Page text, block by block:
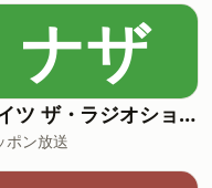
プリもありま
ac574dff0f
ーー【今日
下落予想？・
な領域？・
3社が発動
てみました。
ナザ
ナイツ ザ・ラジオショー【最新回のみ】
ポン放送